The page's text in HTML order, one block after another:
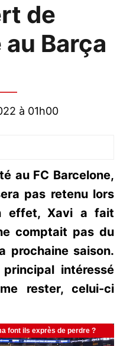
de
Barça
à 01h00
au FC Barcelone,
pas retenu lors
effet, Xavi a fait
comptait pas du
prochaine saison.
intéressé
rester, celui-ci